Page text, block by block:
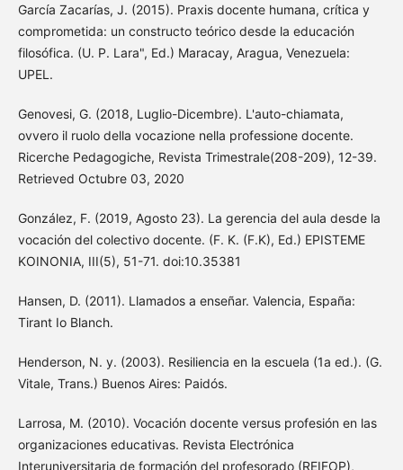
García Zacarías, J. (2015). Praxis docente humana, crítica y
comprometida: un constructo teórico desde la educación
filosófica. (U. P. Lara", Ed.) Maracay, Aragua, Venezuela:
UPEL.
Genovesi, G. (2018, Luglio-Dicembre). L'auto-chiamata,
ovvero il ruolo della vocazione nella professione docente.
Ricerche Pedagogiche, Revista Trimestrale(208-209), 12-39.
Retrieved Octubre 03, 2020
González, F. (2019, Agosto 23). La gerencia del aula desde la
vocación del colectivo docente. (F. K. (F.K), Ed.) EPISTEME
KOINONIA, III(5), 51-71. doi:10.35381
Hansen, D. (2011). Llamados a enseñar. Valencia, España:
Tirant Io Blanch.
Henderson, N. y. (2003). Resiliencia en la escuela (1a ed.). (G.
Vitale, Trans.) Buenos Aires: Paidós.
Larrosa, M. (2010). Vocación docente versus profesión en las
organizaciones educativas. Revista Electrónica
Interuniversitaria de formación del profesorado (REIFOP),